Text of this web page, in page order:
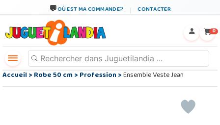
OÙ EST MA COMMANDE? CONTACTER
0
Accueil>Robe 50 cm>Profession>Ensemble Veste Jean